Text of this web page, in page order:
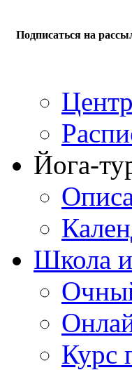
Подписаться на
Йога-
Школа
Курс